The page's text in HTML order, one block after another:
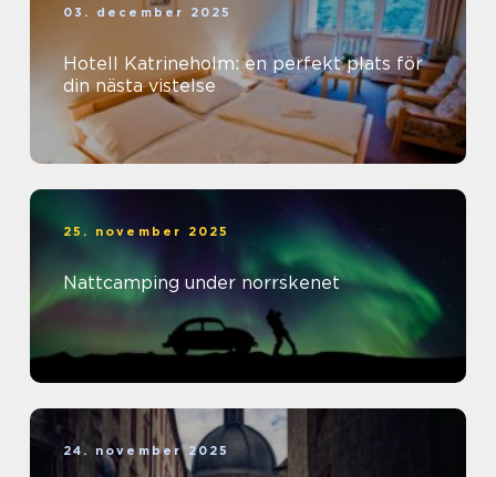
03. december 2025
Hotell Katrineholm: en perfekt plats för
din nästa vistelse
25. november 2025
Nattcamping under norrskenet
24. november 2025